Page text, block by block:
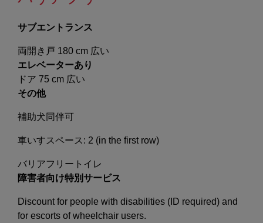
サブエントランス
両開き戸 180 cm 広い
エレベーターあり
ドア 75 cm 広い
その他
補助犬同伴可
車いすスペース: 2 (in the first row)
バリアフリートイレ
障害者向け特別サービス
Discount for people with disabilities (ID required) and
for escorts of wheelchair users.